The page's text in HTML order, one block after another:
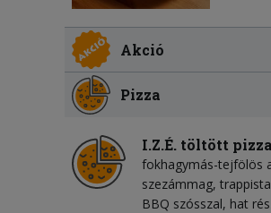
Akció
Pizza
I.Z.É. töltött pizza
fokhagymás-tejfölös
szezámmag,
BBQ szósszal, hat